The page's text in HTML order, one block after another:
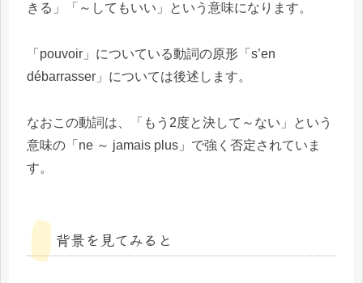
きる」「～してもいい」という意味になります。
「pouvoir」についている動詞の原形「s’en
débarrasser」については後述します。
なおこの動詞は、「もう2度と決して～ない」という
意味の「ne ～ jamais plus」で強く否定されていま
す。
背景を見てみると